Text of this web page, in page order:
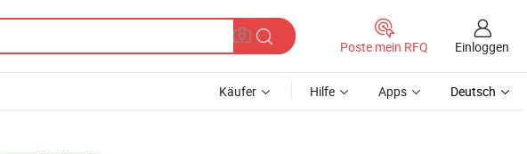
Poste mein RFQ Einloggen
Käufer Hilfe Apps Deutsch